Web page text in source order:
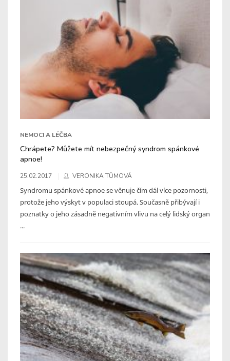
NEMOCI A LÉČBA
Chrápete? Můžete mít nebezpečný syndrom spánkové
apnoe!
25.02.2017 VERONIKA TŮMOVÁ
Syndromu spánkové apnoe se věnuje čím dál více pozornosti,
protože jeho výskyt v populaci stoupá. Současně přibývají i
poznatky o jeho zásadně negativním vlivu na celý lidský organ
...